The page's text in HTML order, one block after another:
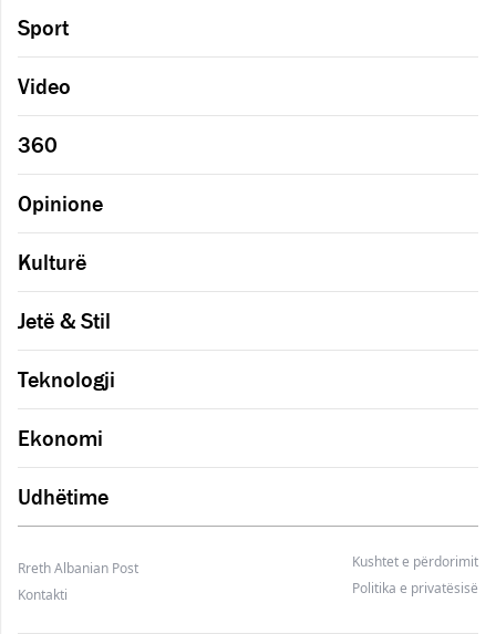
Sport
Video
360
Opinione
Kulturë
Jetë & Stil
Teknologji
Ekonomi
Udhëtime
Rreth Albanian Post
Kushtet e përdorimit
Kontakti
Politika e privatësisë